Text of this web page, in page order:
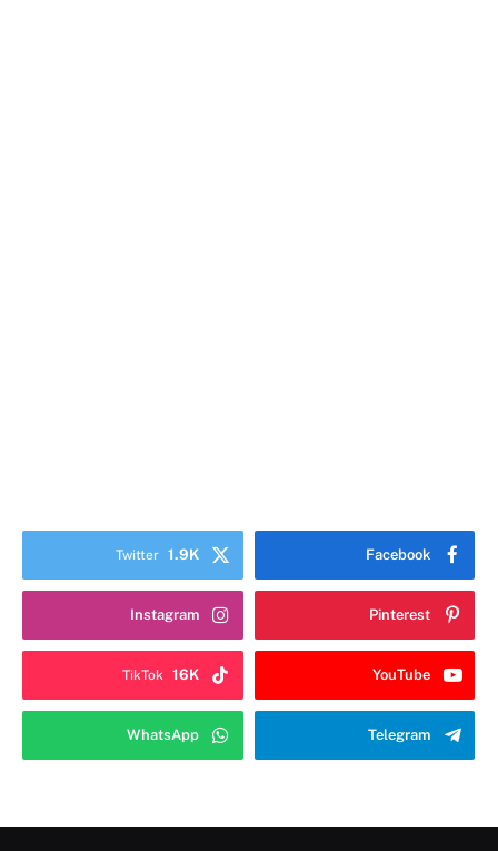
Facebook
Twitter 1.9K
Pinterest
Instagram
YouTube
TikTok 16K
Telegram
WhatsApp